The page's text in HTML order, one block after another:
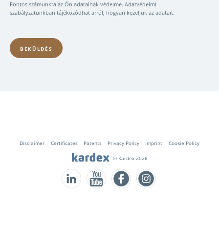
Fontos számunkra az Ön adatainak védelme. Adatvédelmi
szabályzatunkban tájékozódhat arról, hogyan kezeljük az adatait.
Disclaimer Certificates Patents Privacy Policy Imprint Cookie Policy
© Kardex 2026
Follow us on LinkedInFollow us on YouTube
Follow us on FacebookFollow us on Instagram